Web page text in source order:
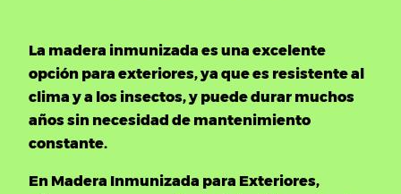
La madera inmunizada es una excelente
opción para exteriores, ya que es resistente al
clima y a los insectos, y puede durar muchos
años sin necesidad de mantenimiento
constante.
En Madera Inmunizada para Exteriores,